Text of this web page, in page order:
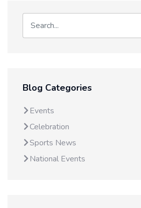
Blog Categories
Events
Celebration
Sports News
National Events